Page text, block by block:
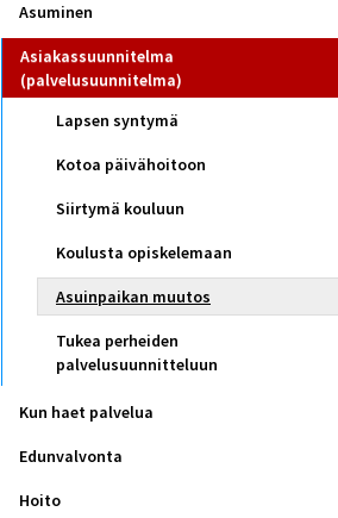
Asuminen
Asiakassuunnitelma
(palvelusuunnitelma)
Lapsen syntymä
Kotoa päivähoitoon
Siirtymä kouluun
Koulusta opiskelemaan
Asuinpaikan muutos
Tukea perheiden
palvelusuunnitteluun
Kun haet palvelua
Edunvalvonta
Hoito